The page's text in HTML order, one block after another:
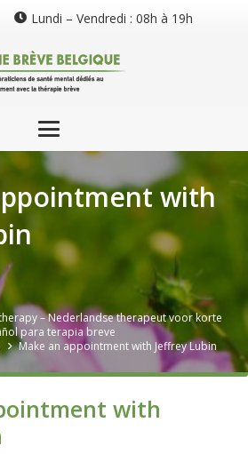
Lundi – Vendredi : 08h à 19h
with
– Nederlandse therapeut voor korte
para terapia breve
Make an appointment with Jeffrey Lubin
with